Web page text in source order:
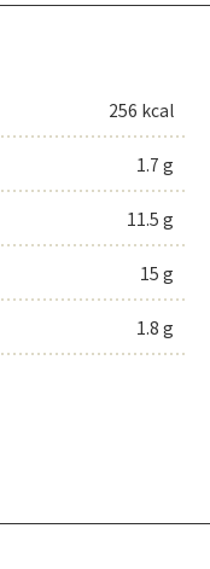
256 kcal
1.7 g
11.5 g
15 g
1.8 g